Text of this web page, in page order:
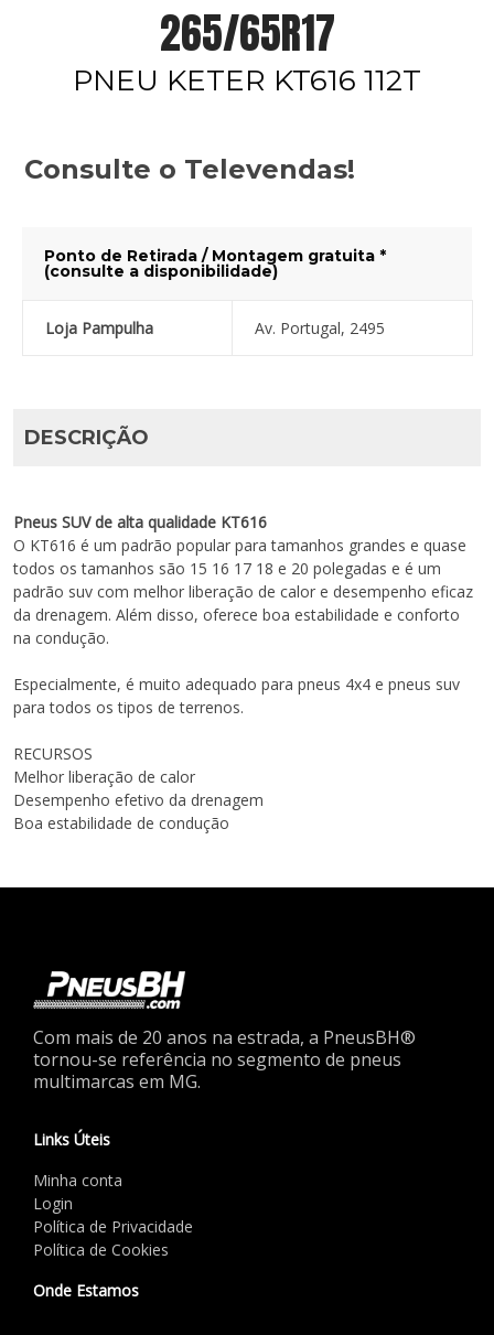
265/65R17
PNEU KETER KT616 112T
Consulte o Televendas!
Ponto de Retirada / Montagem gratuita *
(consulte a disponibilidade)
Loja Pampulha Av. Portugal, 2495
DESCRIÇÃO
Pneus SUV de alta qualidade KT616
O KT616 é um padrão popular para tamanhos grandes e quase
todos os tamanhos são 15 16 17 18 e 20 polegadas e é um
padrão suv com melhor liberação de calor e desempenho eficaz
da drenagem. Além disso, oferece boa estabilidade e conforto
na condução.
Especialmente, é muito adequado para pneus 4x4 e pneus suv
para todos os tipos de terrenos.
RECURSOS
Melhor liberação de calor
Desempenho efetivo da drenagem
Boa estabilidade de condução
Com mais de 20 anos na estrada, a PneusBH®
tornou-se referência no segmento de pneus
multimarcas em MG.
Links Úteis
Minha conta
Login
Política de Privacidade
Política de Cookies
Onde Estamos